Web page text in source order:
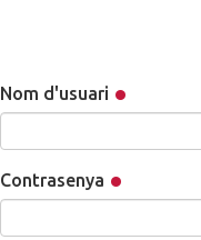
Nom d'usuari
Contrasenya